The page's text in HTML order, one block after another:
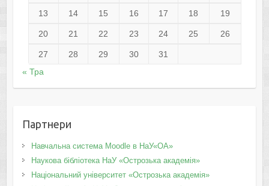
13 14 15 16 17 18 19
20 21 22 23 24 25 26
27 28 29 30
31
« Тра
Партнери
Навчальна система Moodle в НаУ«ОА»
Наукова бібліотека НаУ «Острозька академія»
Національний університет «Острозька академія»